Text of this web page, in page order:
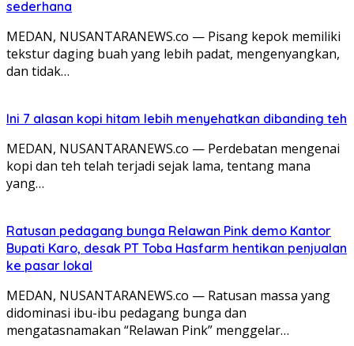
sederhana
MEDAN, NUSANTARANEWS.co — Pisang kepok memiliki
tekstur daging buah yang lebih padat, mengenyangkan,
dan tidak…
Ini 7 alasan kopi hitam lebih menyehatkan dibanding teh
MEDAN, NUSANTARANEWS.co — Perdebatan mengenai
kopi dan teh telah terjadi sejak lama, tentang mana
yang…
Ratusan pedagang bunga Relawan Pink demo Kantor
Bupati Karo, desak PT Toba Hasfarm hentikan penjualan
ke pasar lokal
MEDAN, NUSANTARANEWS.co — Ratusan massa yang
didominasi ibu-ibu pedagang bunga dan
mengatasnamakan “Relawan Pink” menggelar…